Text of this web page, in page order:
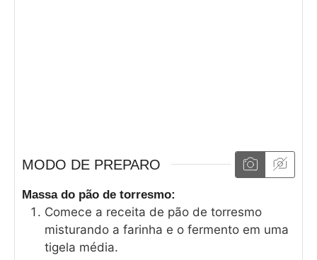
MODO DE PREPARO
Massa do pão de torresmo:
Comece a receita de pão de torresmo
misturando a farinha e o fermento em uma
tigela média.